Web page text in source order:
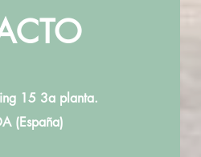
15 3a planta.
(España)